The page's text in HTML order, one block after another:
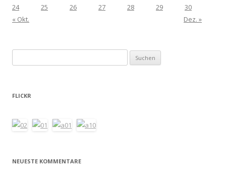
24
25 26 27 28 29
30
« Okt.
Dez. »
nach:
FLICKR
NEUESTE KOMMENTARE